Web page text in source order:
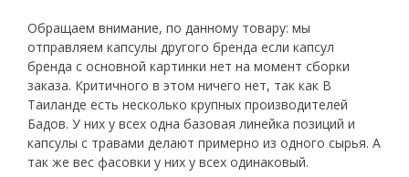
Обращаем внимание, по данному товару: мы
отправляем капсулы другого бренда если капсул
бренда с основной картинки нет на момент сборки
заказа. Критичного в этом ничего нет, так как В
Таиланде есть несколько крупных производителей
Бадов. У них у всех одна базовая линейка позиций и
капсулы с травами делают примерно из одного сырья. А
так же вес фасовки у них у всех одинаковый.